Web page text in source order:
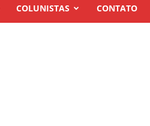
COLUNISTAS CONTATO